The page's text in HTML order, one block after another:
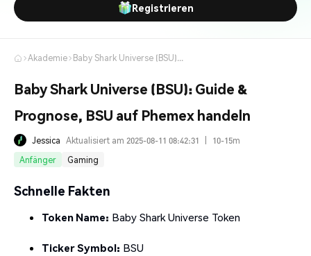
Registrieren
Akademie Baby Shark Universe (BSU): Guide & Prognose, BSU auf Phemex handeln
Baby Shark Universe (BSU): Guide &
Prognose, BSU auf Phemex handeln
Jessica Aktualisiert am 2025-08-11 08:42:31
10-15m
Anfänger
Gaming
Schnelle Fakten
Token Name: Baby Shark Universe Token
Ticker Symbol: BSU